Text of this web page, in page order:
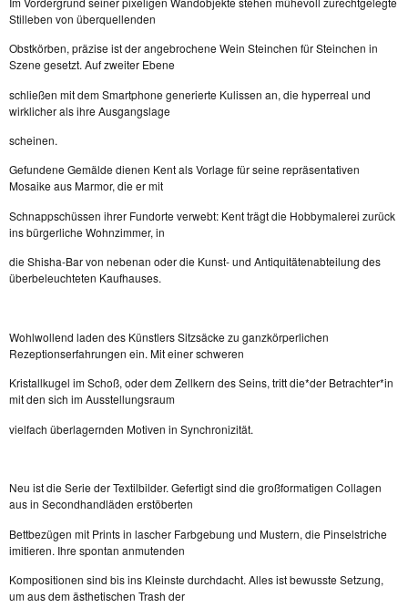
Stilleben von überquellenden
Obstkörben, präzise ist der angebrochene Wein Steinchen für Steinchen in
Szene gesetzt. Auf zweiter Ebene
schließen mit dem Smartphone generierte Kulissen an, die hyperreal und
wirklicher als ihre Ausgangslage
scheinen.
Gefundene Gemälde dienen Kent als Vorlage für seine repräsentativen
Mosaike aus Marmor, die er mit
Schnappschüssen ihrer Fundorte verwebt: Kent trägt die Hobbymalerei zurück
ins bürgerliche Wohnzimmer, in
die Shisha-Bar von nebenan oder die Kunst- und Antiquitätenabteilung des
überbeleuchteten Kaufhauses.
Wohlwollend laden des Künstlers Sitzsäcke zu ganzkörperlichen
Rezeptionserfahrungen ein. Mit einer schweren
Kristallkugel im Schoß, oder dem Zellkern des Seins, tritt die*der Betrachter*in
mit den sich im Ausstellungsraum
vielfach überlagernden Motiven in Synchronizität.
Neu ist die Serie der Textilbilder. Gefertigt sind die großformatigen Collagen
aus in Secondhandläden erstöberten
Bettbezügen mit Prints in lascher Farbgebung und Mustern, die Pinselstriche
imitieren. Ihre spontan anmutenden
Kompositionen sind bis ins Kleinste durchdacht. Alles ist bewusste Setzung,
um aus dem ästhetischen Trash der